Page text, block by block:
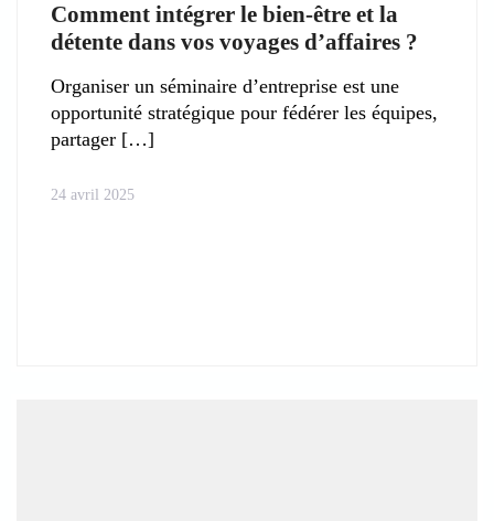
Comment intégrer le bien-être et la
détente dans vos voyages d’affaires ?
Organiser un séminaire d’entreprise est une
opportunité stratégique pour fédérer les équipes,
partager
24 avril 2025